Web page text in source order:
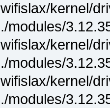
wifislax/kernel/
./modules/
wifislax/kernel/
./modules/
wifislax/kernel/
./modules/